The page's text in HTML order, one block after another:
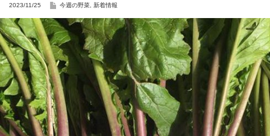
2023/11/25 今週の野菜 新着情報